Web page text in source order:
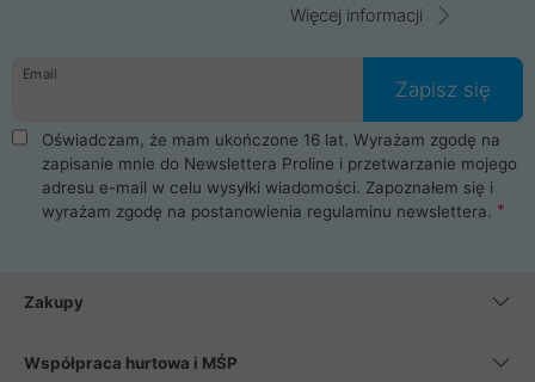
komunikacja ze sklepem komputerowym ProLine jest
danych osobowych. Dlatego zakup notebooka albo laptopa w
ProLine to czysta przyjemność i pełne bezpieczeństwo.
Zaopatrzysz się u nas w akcesoria i części komputerowe
takie jak procesory, karty graficzne, płyty główne, pamięci,
dyski SSD, M.2 oraz HDD. Nasi pracownicy pomogą Ci wybrać
najlepszy zasilacz komputerowy oraz obudowę do komputera.
Poza komputerami mamy również najlepsze na rynku
Smartfony takich producentów jak Xiaomi, Apple, Samsung i
wentylatory. Na koniec mając już to wszystko, możesz
Więcej informacji
Email
Zapisz się
Oświadczam, że mam ukończone 16 lat. Wyrażam zgodę na
zapisanie mnie do Newslettera Proline i przetwarzanie mojego
adresu e-mail w celu wysyłki wiadomości. Zapoznałem się i
wyrażam zgodę na postanowienia regulaminu newslettera.
Zakupy
Współpraca hurtowa i MŚP